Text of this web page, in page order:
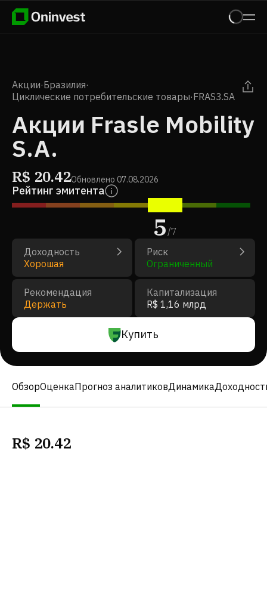
Акции·Бразилия·
Циклические потребительские товары·FRAS3.SA
Акции Frasle Mobility
S.A.
R$ 20.42Обновлено 07.08.2026
Рейтинг эмитента
5/7
Доходность
Хорошая
Риск
Ограниченный
Рекомендация
Держать
Капитализация
R$ 1,16 млрд
Купить
ОбзорОценкаПрогноз аналитиковДинамика
R$ 20.42